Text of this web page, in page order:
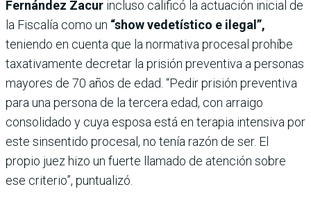
Fernández Zacur incluso calificó la actuación inicial de
la Fiscalía como un “show vedetístico e ilegal”,
teniendo en cuenta que la normativa procesal prohíbe
taxativamente decretar la prisión preventiva a personas
mayores de 70 años de edad. “Pedir prisión preventiva
para una persona de la tercera edad, con arraigo
consolidado y cuya esposa está en terapia intensiva por
este sinsentido procesal, no tenía razón de ser. El
propio juez hizo un fuerte llamado de atención sobre
ese criterio”, puntualizó.